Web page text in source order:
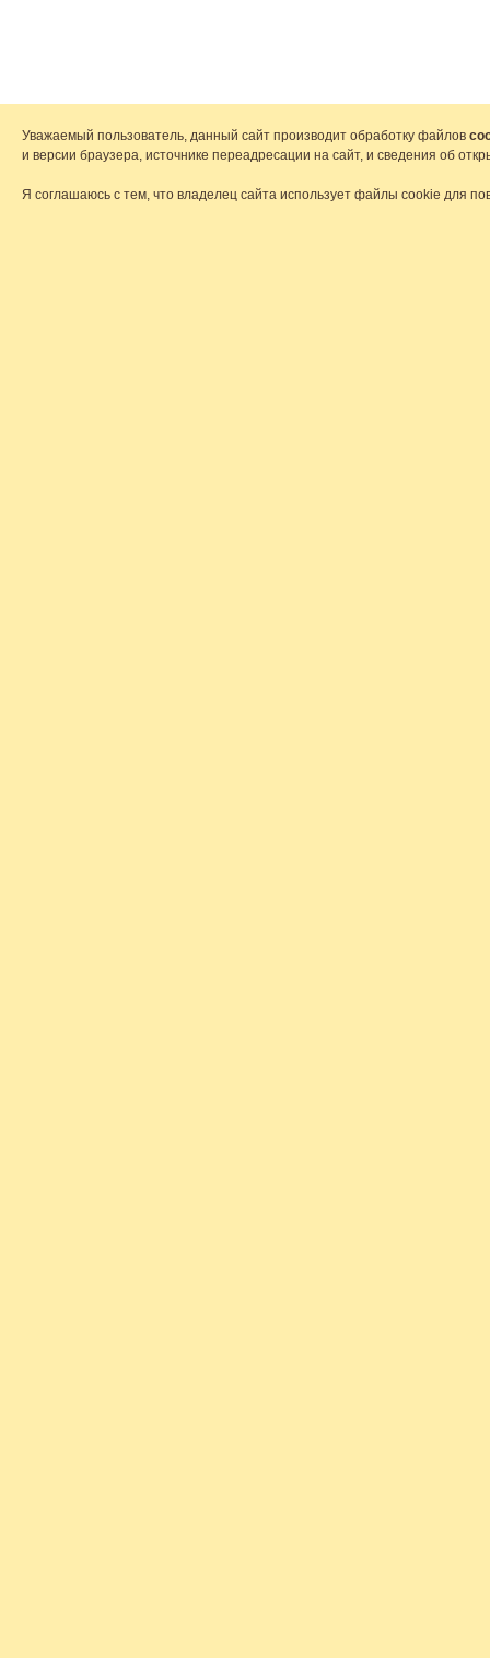
Уважаемый пользователь, данный сайт производит обработку файлов
и версии браузера, источнике переадресации на сайт, и сведения об
Я соглашаюсь с тем, что владелец сайта использует файлы cookie для